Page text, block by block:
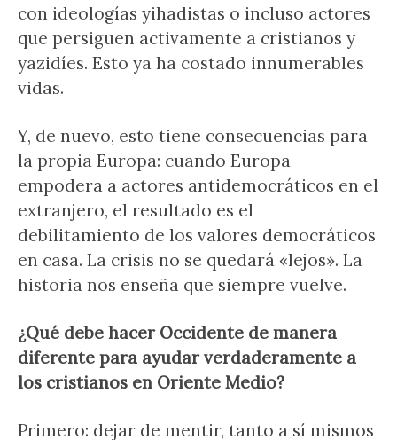
con ideologías yihadistas o incluso actores
que persiguen activamente a cristianos y
yazidíes. Esto ya ha costado innumerables
vidas.
Y, de nuevo, esto tiene consecuencias para
la propia Europa: cuando Europa
empodera a actores antidemocráticos en el
extranjero, el resultado es el
debilitamiento de los valores democráticos
en casa. La crisis no se quedará «lejos». La
historia nos enseña que siempre vuelve.
¿Qué debe hacer Occidente de manera
diferente para ayudar verdaderamente a
los cristianos en Oriente Medio?
Primero: dejar de mentir, tanto a sí mismos